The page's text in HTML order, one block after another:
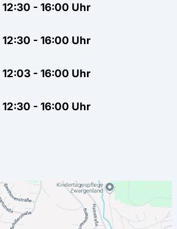
12:30 - 16:00 Uhr
12:30 - 16:00 Uhr
12:03 - 16:00 Uhr
12:30 - 16:00 Uhr